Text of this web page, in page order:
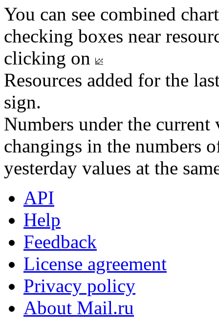
You can see combined
checking boxes near
clicking on
Resources added for the
sign.
Numbers under the
changings in the numbers
yesterday values at the
API
Help
Feedback
License agreement
Privacy policy
About Mail.ru